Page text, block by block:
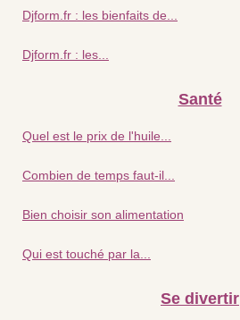
Djform.fr : les bienfaits de...
Djform.fr : les...
Santé
Quel est le prix de l'huile...
Combien de temps faut-il...
Bien choisir son alimentation
Qui est touché par la...
Se divertir